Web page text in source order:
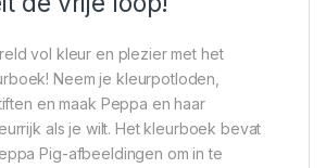
vol kleur en plezier met het
Neem je kleurpotloden,
en maak Peppa en haar
als je wilt. Het kleurboek bevat
Pig-afbeeldingen om in te